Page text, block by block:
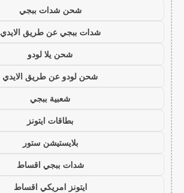
شحن شدات ببجي
شدات ببجي عن طريق الايدي
شحن يلا لودو
شحن لودو عن طريق الايدي
شعبية ببجي
بطاقات ايتونز
بلايستيشن ستور
شدات ببجي اقساط
ايتونز امريكي اقساط